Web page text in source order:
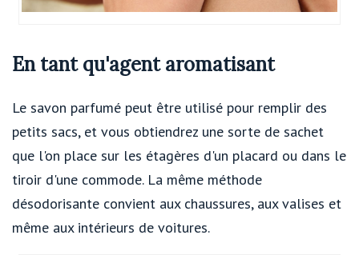
En tant qu'agent aromatisant
Le savon parfumé peut être utilisé pour remplir des
petits sacs, et vous obtiendrez une sorte de sachet
que l'on place sur les étagères d'un placard ou dans le
tiroir d'une commode. La même méthode
désodorisante convient aux chaussures, aux valises et
même aux intérieurs de voitures.